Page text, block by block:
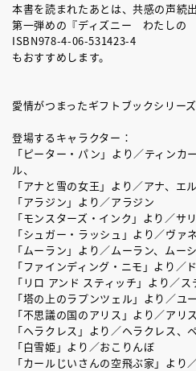
本書を読まれたあとは、共感の声続
第一弾めの『ディズニー わたしの
ISBN978-4-06-531423-4
もおすすめします。
愛情がつまったギフトブックシリーズ
登場するキャラクター：
「ピーター・パン」より／ティンカ
ル、
「アナと雪の女王」より／アナ、エ
「アラジン」より／アラジン
「モンスターズ・インク」より／サ
「シュガー・ラッシュ」より／ヴァ
「ムーラン」より／ムーラン、ムー
「ファインディング・ニモ」より／
「リロ アンド スティッチ」より／
「塔の上のラプンツェル」より／ユ
「不思議の国のアリス」より／アリ
「ヘラクレス」より／ヘラクレス、
「白雪姫」より／おこりんぼ
「カールじいさんの空飛ぶ家」より